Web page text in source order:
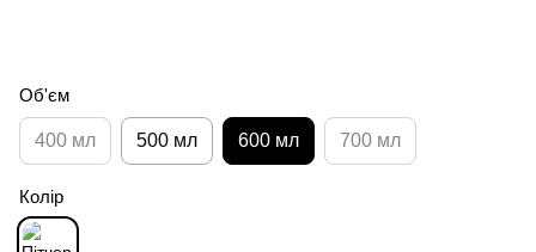
Об'єм
400 мл 500 мл 600 мл 700 мл
Колір